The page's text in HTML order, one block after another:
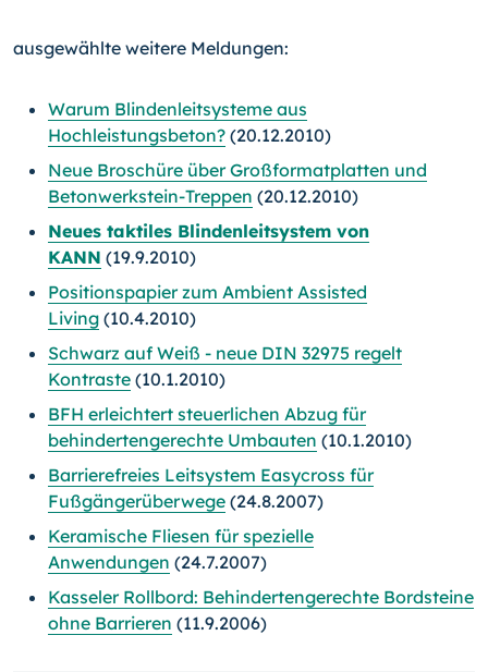
ausgewählte weitere Meldungen:
Warum Blindenleitsysteme aus
Hochleistungsbeton? (20.12.2010)
Neue Broschüre über Großformatplatten und
Betonwerkstein-Treppen (20.12.2010)
Neues taktiles Blindenleitsystem von
KANN (19.9.2010)
Positionspapier zum Ambient Assisted
Living (10.4.2010)
Schwarz auf Weiß - neue DIN 32975 regelt
Kontraste (10.1.2010)
BFH erleichtert steuerlichen Abzug für
behindertengerechte Umbauten (10.1.2010)
Barrierefreies Leitsystem Easycross für
Fußgängerüberwege (24.8.2007)
Keramische Fliesen für spezielle
Anwendungen (24.7.2007)
Kasseler Rollbord: Behindertengerechte Bordsteine
ohne Barrieren (11.9.2006)